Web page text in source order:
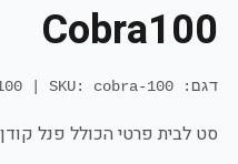
Cobra100
דגם: Cobra 100 SKU: cobra-100
סט לבית פרטי הכולל פנל